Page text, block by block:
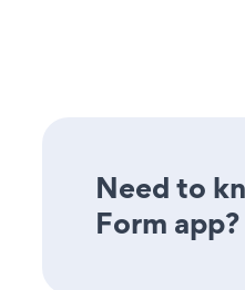
Need to
Form app?